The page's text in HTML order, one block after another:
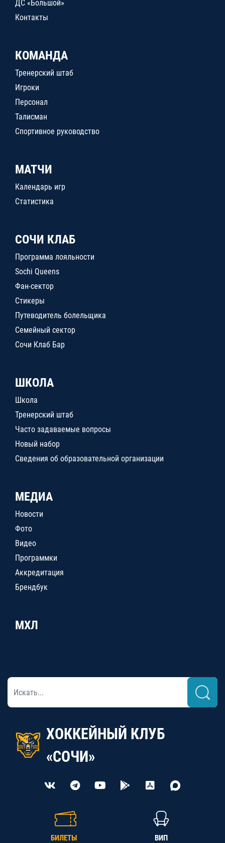
ДС «Большой»
Контакты
КОМАНДА
Тренерский штаб
Игроки
Персонал
Талисман
Спортивное руководство
МАТЧИ
Календарь игр
Статистика
СОЧИ КЛАБ
Программа лояльности
Sochi Queens
Фан-сектор
Стикеры
Путеводитель болельщика
Семейный сектор
Сочи Клаб Бар
ШКОЛА
Школа
Тренерский штаб
Часто задаваемые вопросы
Новый набор
Сведения об образовательной организации
МЕДИА
Новости
Фото
Видео
Программки
Аккредитация
Брендбук
МХЛ
ХОККЕЙНЫЙ КЛУБ
«СОЧИ»
БИЛЕТЫ ВИП